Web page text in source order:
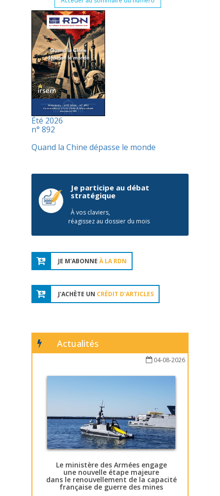
Été 2026
n° 892
Quand la Chine dépasse le monde
Je participe au débat
stratégique
À vos claviers,
réagissez au dossier du mois
JE M'ABONNE À LA RDN
J'ACHÈTE UN CRÉDIT D'ARTICLES
Actualités
04-08-2026
Le ministère des Armées engage
une nouvelle étape majeure
dans le renouvellement de la capacité
française de guerre des mines